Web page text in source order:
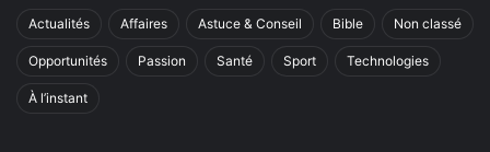
Actualités Affaires Astuce & Conseil Bible Non classé
Opportunités Passion Santé Sport Technologies
À l’instant